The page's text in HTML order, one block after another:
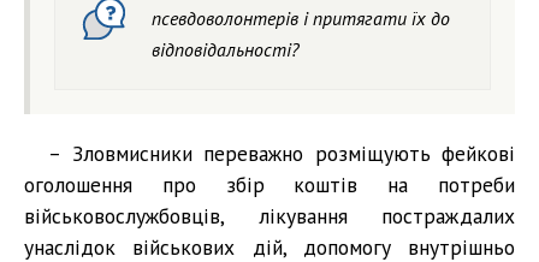
псевдоволонтерів і притягати їх до
відповідальності?
– Зловмисники переважно розміщують фейкові
оголошення про збір коштів на потреби
військовослужбовців, лікування постраждалих
унаслідок військових дій, допомогу внутрішньо